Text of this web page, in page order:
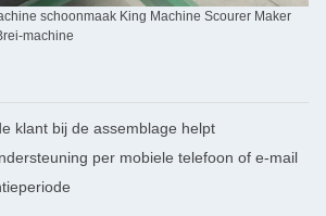
schoonmaak King Machine Scourer Maker
machine
klant bij de assemblage helpt
per mobiele telefoon of e-mail